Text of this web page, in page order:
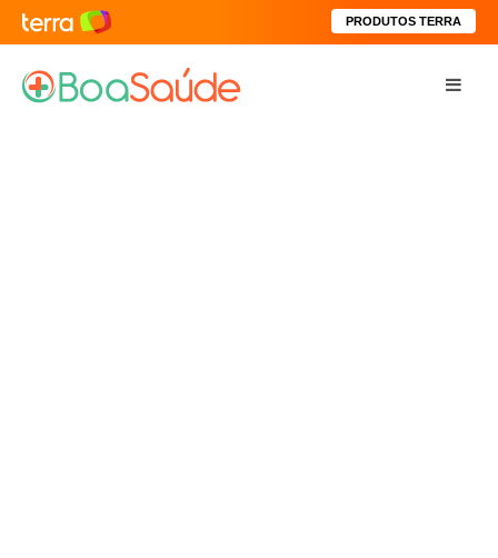
PRODUTOS TERRA